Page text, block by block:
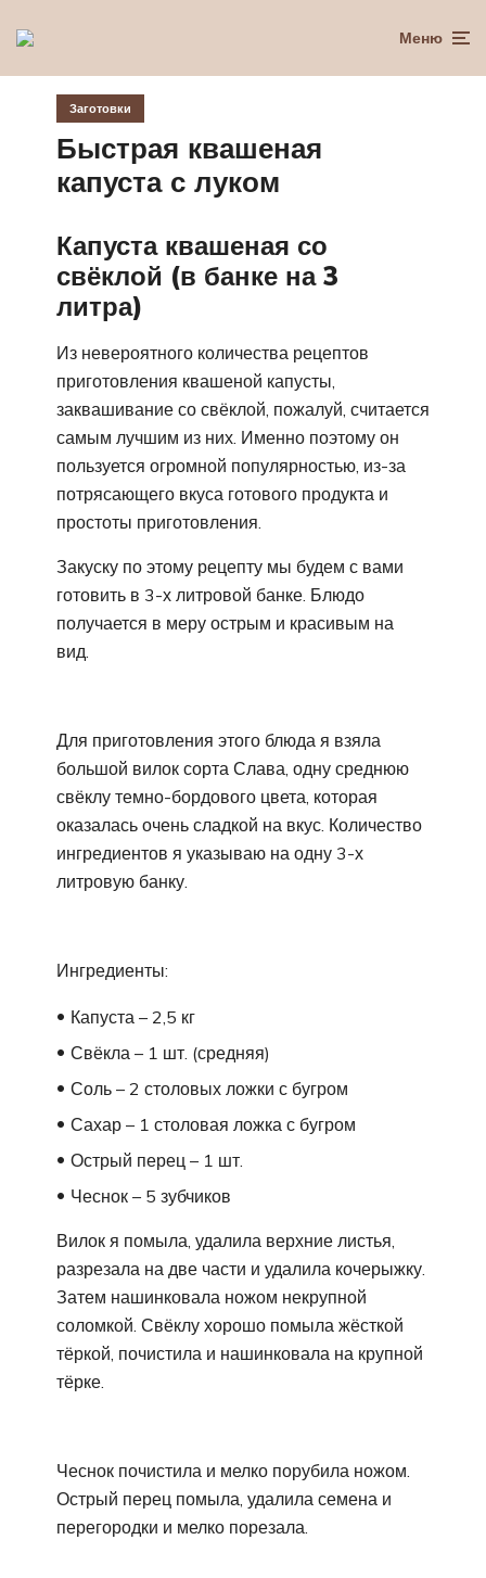
Меню
Заготовки
Быстрая квашеная
капуста с луком
Капуста квашеная со
свёклой (в банке на 3
литра)
Из невероятного количества рецептов
приготовления квашеной капусты,
заквашивание со свёклой, пожалуй, считается
самым лучшим из них. Именно поэтому он
пользуется огромной популярностью, из-за
потрясающего вкуса готового продукта и
простоты приготовления.
Закуску по этому рецепту мы будем с вами
готовить в 3-х литровой банке. Блюдо
получается в меру острым и красивым на
вид.
Для приготовления этого блюда я взяла
большой вилок сорта Слава, одну среднюю
свёклу темно-бордового цвета, которая
оказалась очень сладкой на вкус. Количество
ингредиентов я указываю на одну 3-х
литровую банку.
Ингредиенты:
Капуста – 2,5 кг
Свёкла – 1 шт. (средняя)
Соль – 2 столовых ложки с бугром
Сахар – 1 столовая ложка с бугром
Острый перец – 1 шт.
Чеснок – 5 зубчиков
Вилок я помыла, удалила верхние листья,
разрезала на две части и удалила кочерыжку.
Затем нашинковала ножом некрупной
соломкой. Свёклу хорошо помыла жёсткой
тёркой, почистила и нашинковала на крупной
тёрке.
Чеснок почистила и мелко порубила ножом.
Острый перец помыла, удалила семена и
перегородки и мелко порезала.